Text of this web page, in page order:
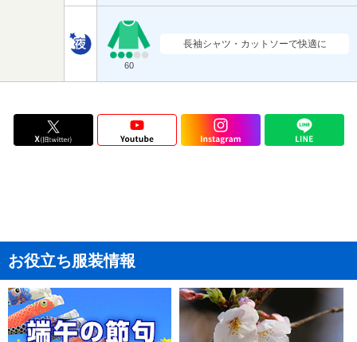
60
長袖シャツ・カットソーで快適に
お役立ち服装情報